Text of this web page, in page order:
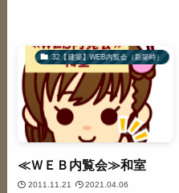
32【建築】WEB内覧会（新築時）
≪ＷＥＢ内覧会≫和室
2011.11.21 2021.04.06